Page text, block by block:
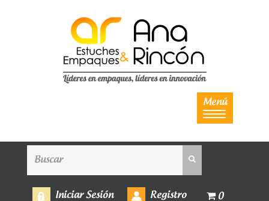
Menú
Iniciar Sesión Registro 0